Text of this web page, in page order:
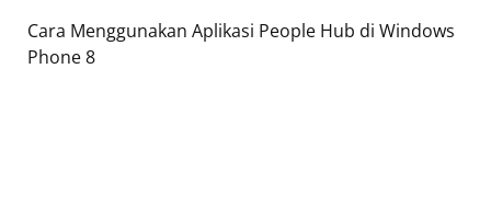
Cara Menggunakan Aplikasi People Hub di Windows
Phone 8